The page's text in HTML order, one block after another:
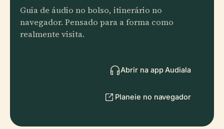
Guia de áudio no bolso, itinerário no
navegador. Pensado para a forma como
realmente visita.
Abrir na app Audiala
Planeie no navegador